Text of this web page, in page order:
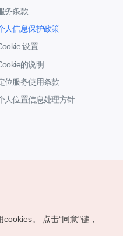
务条款
人信息保护政策
设置
的说明
位服务使用条款
人位置信息处理方针
。
点击“同意"键，